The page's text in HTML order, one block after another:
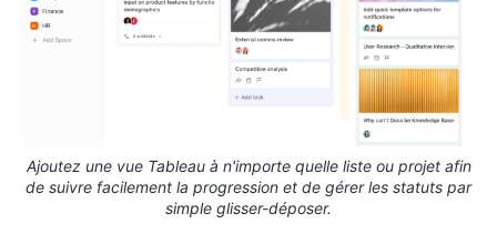
Ajoutez une vue Tableau à n'importe quelle liste ou projet afin
de suivre facilement la progression et de gérer les statuts par
simple glisser-déposer.